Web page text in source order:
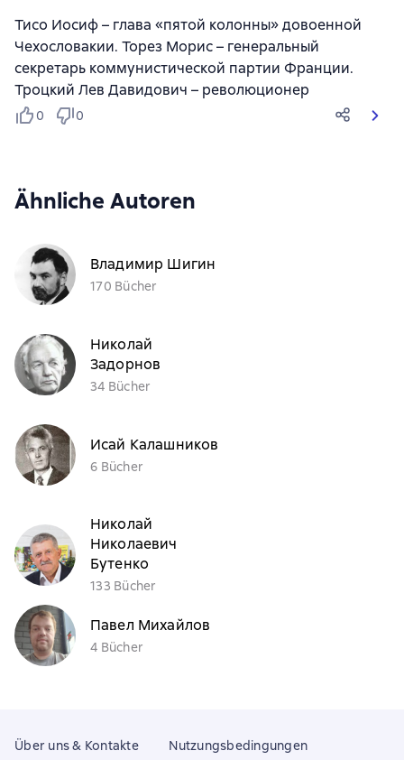
Тисо Иосиф – глава «пятой колонны» довоенной
Чехословакии. Торез Морис – генеральный
секретарь коммунистической партии Франции.
Троцкий Лев Давидович – революционер
0 0
Ähnliche Autoren
Владимир Шигин
170 Bücher
Николай
Задорнов
34 Bücher
Исай Калашников
6 Bücher
Николай
Николаевич
Бутенко
133 Bücher
Павел Михайлов
4 Bücher
Über uns & Kontakte Nutzungsbedingungen